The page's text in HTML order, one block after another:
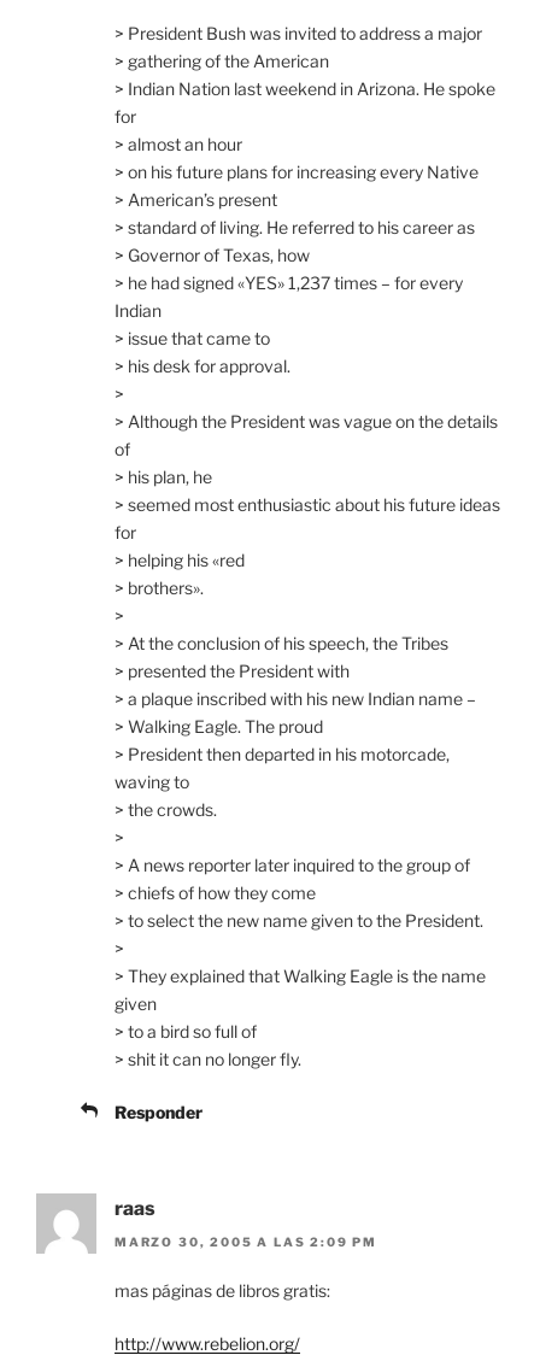
> President Bush was invited to address a major
> gathering of the American
> Indian Nation last weekend in Arizona. He spoke
for
> almost an hour
> on his future plans for increasing every Native
> American’s present
> standard of living. He referred to his career as
> Governor of Texas, how
> he had signed «YES» 1,237 times – for every
Indian
> issue that came to
> his desk for approval.
>
> Although the President was vague on the details
of
> his plan, he
> seemed most enthusiastic about his future ideas
for
> helping his «red
> brothers».
>
> At the conclusion of his speech, the Tribes
> presented the President with
> a plaque inscribed with his new Indian name –
> Walking Eagle. The proud
> President then departed in his motorcade,
waving to
> the crowds.
>
> A news reporter later inquired to the group of
> chiefs of how they come
> to select the new name given to the President.
>
> They explained that Walking Eagle is the name
given
> to a bird so full of
> shit it can no longer fly.
Responder
raas
MARZO 30, 2005 A LAS 2:09 PM
mas páginas de libros gratis:
http://www.rebelion.org/